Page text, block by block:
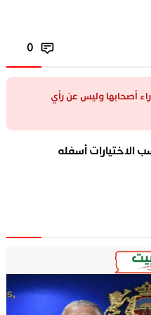
0
أصحابها وليس عن رأي
أسفله